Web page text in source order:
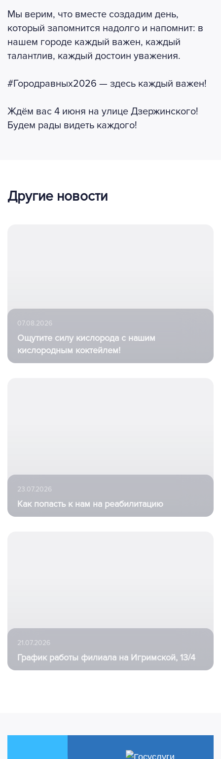
Мы верим, что вместе создадим день,
который запомнится надолго и напомнит: в
нашем городе каждый важен, каждый
талантлив, каждый достоин уважения.
#Городравных2026 — здесь каждый важен!
Ждём вас 4 июня на улице Дзержинского!
Будем рады видеть каждого!
Другие новости
07.08.2026
Ощутите силу кислорода с нашим
кислородным коктейлем!
23.07.2026
Как попасть к нам на реабилитацию
21.07.2026
График работы филиала на Игримской, 13/4